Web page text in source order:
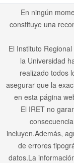
En ningún
constituye una
El Instituto
la Universidad
realizado todos
asegurar que la
en esta página
El IRET no
incluyen.Además,
de errores
datos.La